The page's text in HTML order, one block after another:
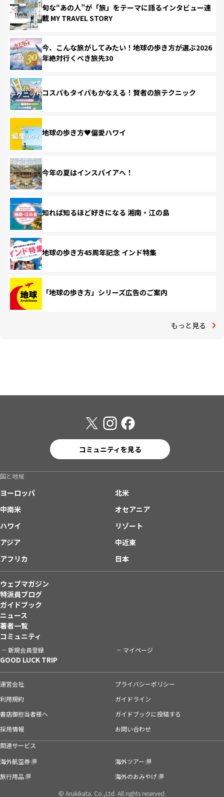
旬な“あの人”が「旅」をテーマに語るインタビュー連
載 MY TRAVEL STORY
今、こんな旅がしてみたい！地球の歩き方が選ぶ2026
年絶対行くべき旅先30
コスパもタイパもかなえる！賢者の旅テクニック
地球の歩き方♥偏愛ハワイ
今年の夏はインスパイアへ！
知れば知るほど好きになる 湘南・江の島
地球の歩き方45周年記念 インド特集
「地球の歩き方」シリーズ広告のご案内
もっと見る
コミュニティを見る
国と地域
ヨーロッパ
北米
中南米
オセアニア
ハワイ
リゾート
アジア
中近東
アフリカ
日本
ウェブマガジン
特派員ブログ
ガイドブック
ニュース
著者一覧
コミュニティ
新規会員登録 マイページ
GOOD LUCK TRIP
運営会社
プライバシーポリシー
利用規約
ガイドライン
書店御担当者様へ
ガイドブックに投稿する
採用情報
お問い合わせ
関連サービス
海外航空券
海外ツアー
旅行用品
海外のおみやげ
© Arukikata. Co.,Ltd. All rights reserved.